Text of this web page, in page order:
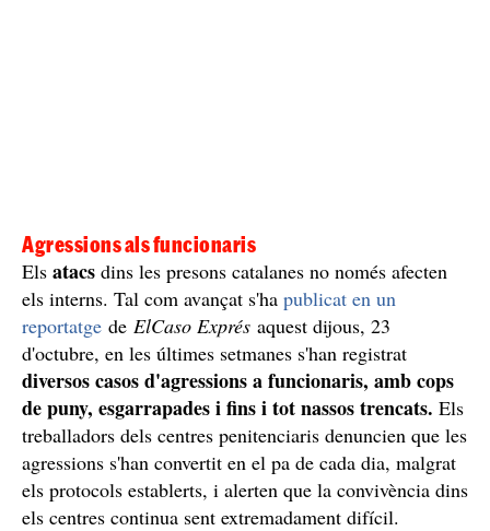
Agressions als funcionaris
Els atacs dins les presons catalanes no només afecten
els interns. Tal com avançat s'ha publicat en un
reportatge de ElCaso Exprés aquest dijous, 23
d'octubre, en les últimes setmanes s'han registrat
diversos casos d'agressions a funcionaris, amb cops
de puny, esgarrapades i fins i tot nassos trencats. Els
treballadors dels centres penitenciaris denuncien que les
agressions s'han convertit en el pa de cada dia, malgrat
els protocols establerts, i alerten que la convivència dins
els centres continua sent extremadament difícil.